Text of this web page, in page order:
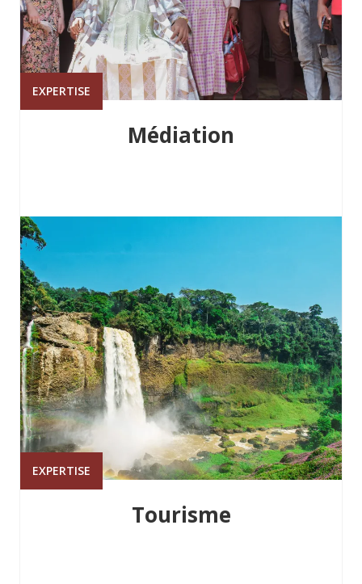
EXPERTISE
Médiation
EXPERTISE
Tourisme